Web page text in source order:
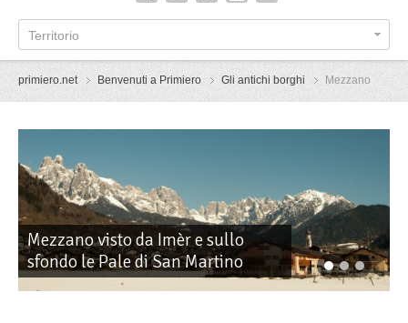
Territorio
primiero.net Benvenuti a Primiero Gli antichi borghi Mezzano
Mezzano visto da Imèr e sullo
sfondo le Pale di San Martino